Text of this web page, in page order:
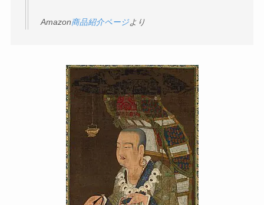
ドストエフスキー資料データベース
ドストエフスキー作品
ドストエフスキー伝記
ドストエフスキー論
Amazon商品紹介ページより